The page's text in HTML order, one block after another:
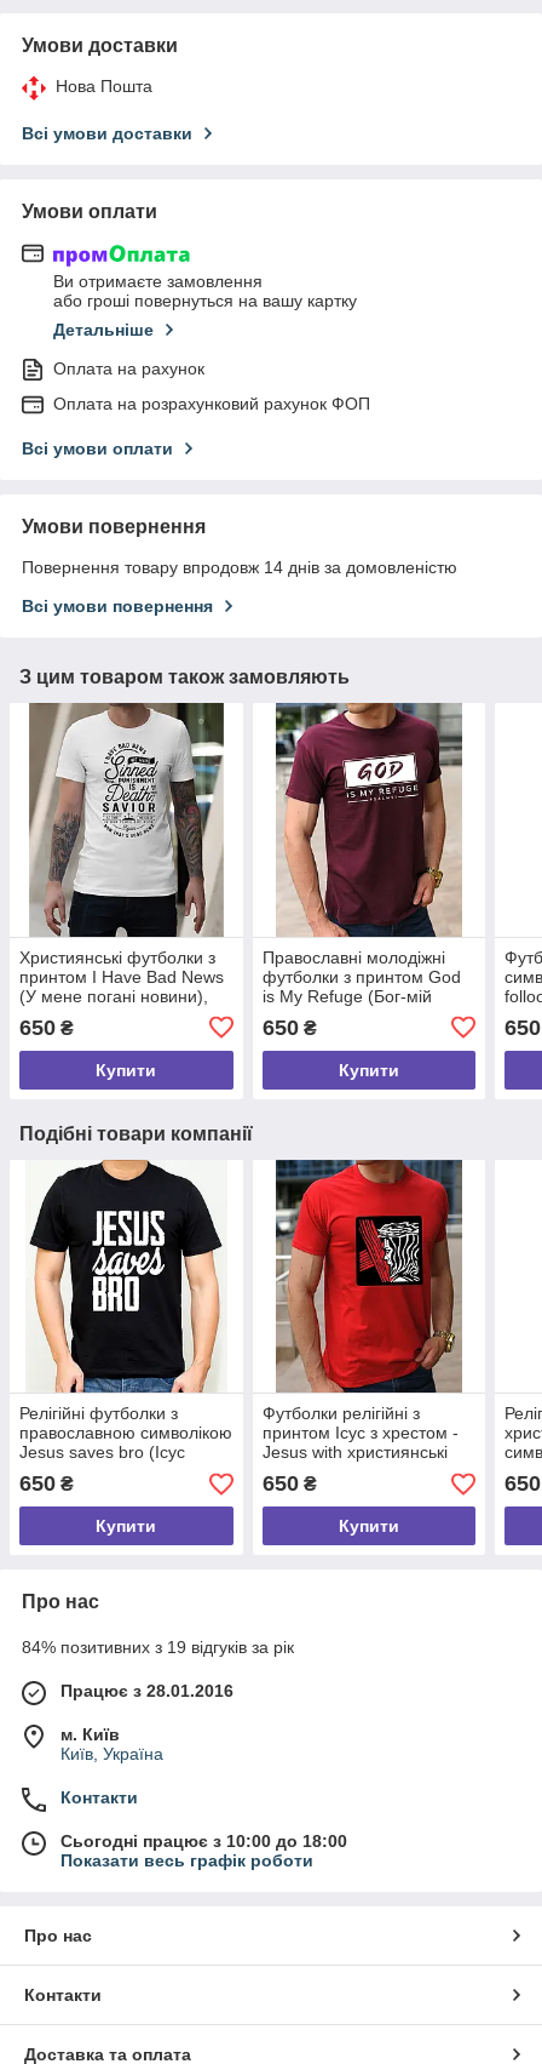
Умови доставки
Нова Пошта
Всі умови доставки
Умови оплати
Ви отримаєте замовлення
або гроші повернуться на вашу картку
Детальніше
Оплата на рахунок
Оплата на розрахунковий рахунок ФОП
Всі умови оплати
Умови повернення
Повернення товару впродовж 14 днів за домовленістю
Всі умови повернення
З цим товаром також замовляють
Християнські футболки з
принтом I Have Bad News
(У мене погані новини),
100% бавовна у розмірі S
650 ₴
Купити
Православні молодіжні
футболки з принтом God
is My Refuge (Бог-мій
притулок), 100% бавовна
розмір S
650₴
Купити
650
Подібні товари компанії
Релігійні футболки з
православною символікою
Jesus saves bro (Ісус
рятує бро), християнські x/
б розмір S
650 ₴
Купити
Футболки релігійні з
принтом Ісус з хрестом -
Jesus with християнські
бавовняні х/б розмір S
650₴
Купити
650
Про нас
84% позитивних з 19 відгуків за рік
Працює з 28.01.2016
м. Київ
Київ, Україна
Контакти
Сьогодні працює з 10:00 до 18:00
Показати весь графік роботи
Про нас
Контакти
Доставка та оплата